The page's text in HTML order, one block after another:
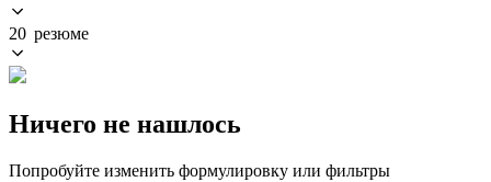
20 резюме
Ничего не нашлось
Попробуйте изменить формулировку или фильтры